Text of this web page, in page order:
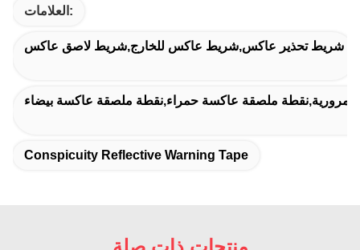
العلامات:
شريط تحذير عاكس,شريط عاكس للخارج,شريط لاصق عاكس
ملصقة عاكسة حمراء,نقطة ملصقة عاكسة بيضاء
Conspicuity Reflective Warning Tape